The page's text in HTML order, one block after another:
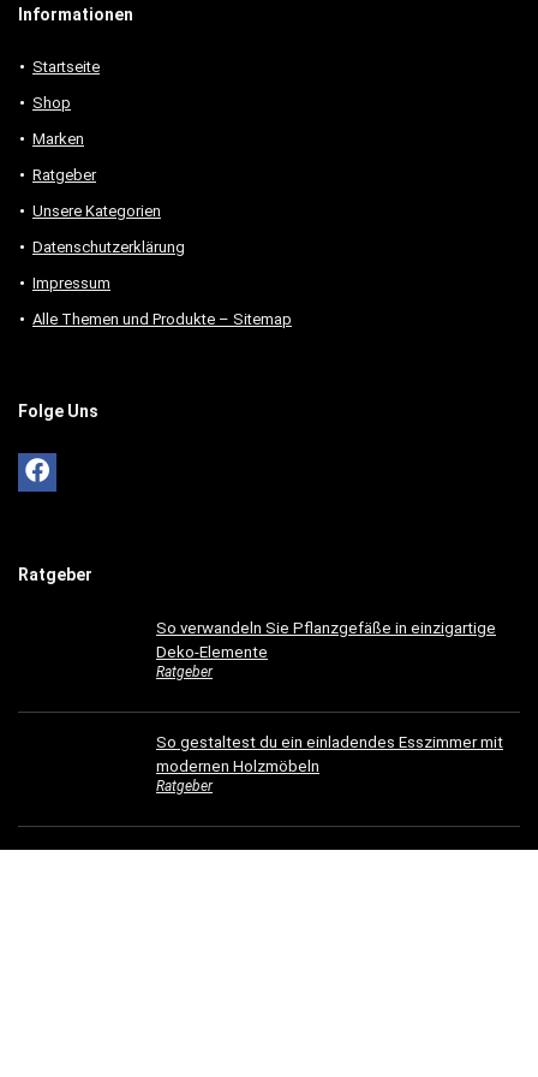
Informationen
Startseite
Shop
Marken
Ratgeber
Unsere Kategorien
Datenschutzerklärung
Impressum
Alle Themen und Produkte – Sitemap
Folge Uns
Ratgeber
So verwandeln Sie Pflanzgefäße in einzigartige
Deko-Elemente
Ratgeber
So gestaltest du ein einladendes Esszimmer mit
modernen Holzmöbeln
Ratgeber
Hotelbettwäsche für Privatkunden: Luxus für Ihr